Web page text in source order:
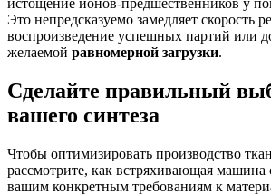
Это непредсказуемо замедляет скорость
воспроизведение успешных партий или
желаемой равномерной загрузки.
Сделайте правильный
вашего синтеза
Чтобы оптимизировать производство
рассмотрите, как встряхивающая машина
вашим конкретным требованиям к